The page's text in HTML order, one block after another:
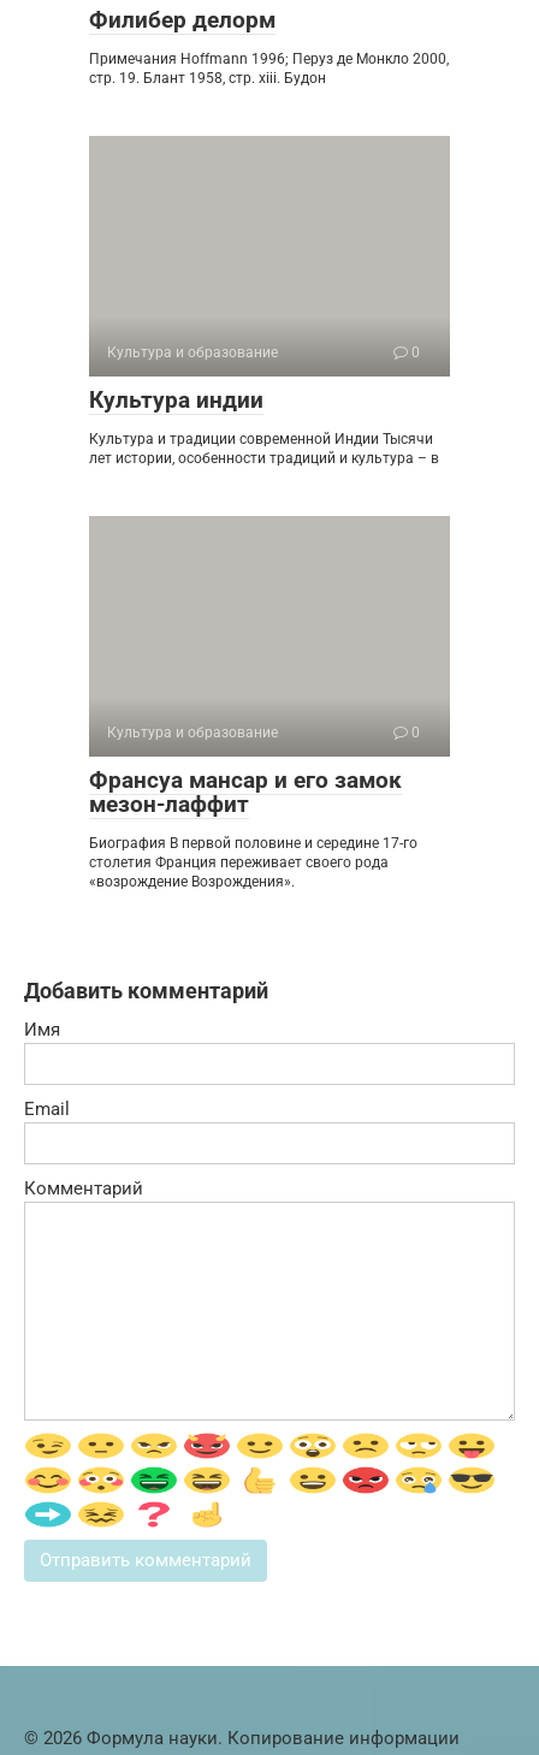
Филибер делорм
Примечания Hoffmann 1996; Перуз де Монкло 2000,
стр. 19. Блант 1958, стр. xiii. Будон
Культура и образование 0
Культура индии
Культура и традиции современной Индии Тысячи
лет истории, особенности традиций и культура – в
Культура и образование 0
Франсуа мансар и его замок
мезон-лаффит
Биография В первой половине и середине 17-го
столетия Франция переживает своего рода
«возрождение Возрождения».
Добавить комментарий
Имя
Email
Комментарий
© 2026 Формула науки. Копирование информации